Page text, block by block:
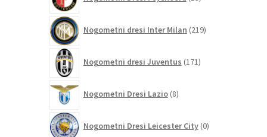
izdelkov
Nogometni dresi Inter Milan 219izdelkov
Nogometni dresi Juventus 171izdelkov
Nogometni Dresi Lazio 8izdelkov
Nogometni Dresi Leicester City 0izdelkov